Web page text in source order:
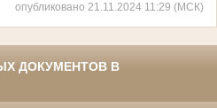
опубликовано 21.11.2024 11:29 (МСК)
ДОКУМЕНТОВ В